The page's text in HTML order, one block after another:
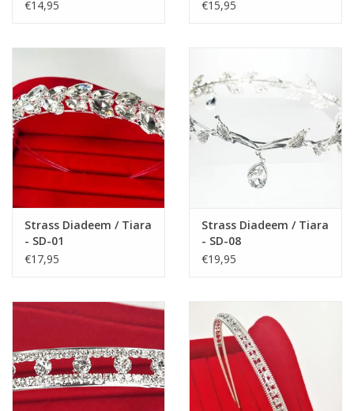
deze mooie feestjurkje te dragen.
€14,95
€15,95
Strass Diadeem / Tiara
- SD-01
€17,95
Strass Diadeem / Tiara
- SD-08
€19,95